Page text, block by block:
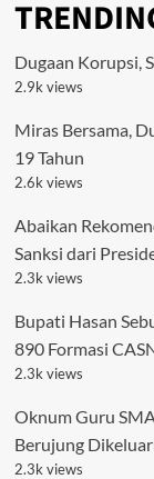
Dugaan Korupsi,
2.9k views
Miras Bersama,
19 Tahun
2.6k views
Abaikan
Sanksi dari
2.3k views
Bupati Hasan
890 Formasi
2.3k views
Oknum Guru
Berujung
2.3k views